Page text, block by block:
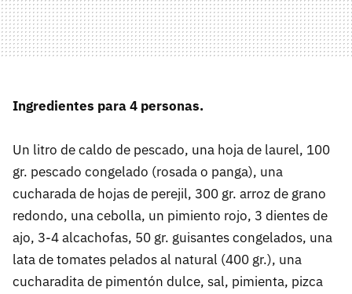
Ingredientes para 4 personas.
Un litro de caldo de pescado, una hoja de laurel, 100
gr. pescado congelado (rosada o panga), una
cucharada de hojas de perejil, 300 gr. arroz de grano
redondo, una cebolla, un pimiento rojo, 3 dientes de
ajo, 3-4 alcachofas, 50 gr. guisantes congelados, una
lata de tomates pelados al natural (400 gr.), una
cucharadita de pimentón dulce, sal, pimienta, pizca